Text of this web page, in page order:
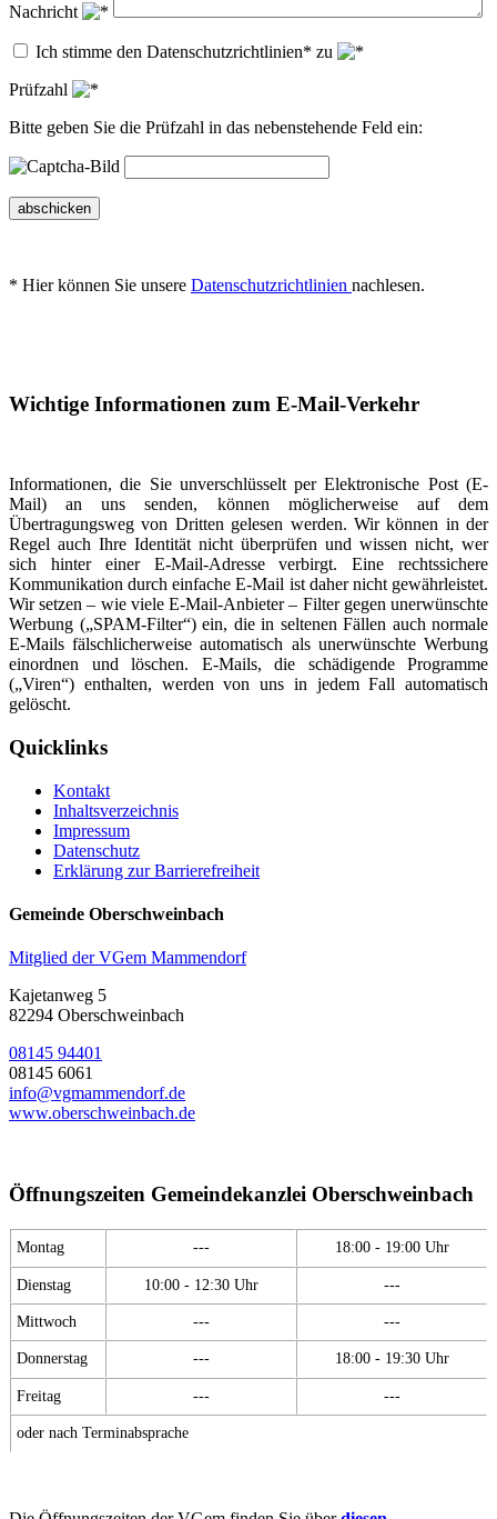
Nachricht
Ich stimme den Datenschutzrichtlinien* zu
Prüfzahl
Bitte geben Sie die Prüfzahl in das nebenstehende Feld ein:
abschicken
* Hier können Sie unsere Datenschutzrichtlinien nachlesen.
Wichtige Informationen zum E-Mail-Verkehr
Informationen, die Sie unverschlüsselt per Elektronische Post (E-
Mail) an uns senden, können möglicherweise auf dem
Übertragungsweg von Dritten gelesen werden. Wir können in der
Regel auch Ihre Identität nicht überprüfen und wissen nicht, wer
sich hinter einer E-Mail-Adresse verbirgt. Eine rechtssichere
Kommunikation durch einfache E-Mail ist daher nicht gewährleistet.
Wir setzen – wie viele E-Mail-Anbieter – Filter gegen unerwünschte
Werbung („SPAM-Filter“) ein, die in seltenen Fällen auch normale
E-Mails fälschlicherweise automatisch als unerwünschte Werbung
einordnen und löschen. E-Mails, die schädigende Programme
(„Viren“) enthalten, werden von uns in jedem Fall automatisch
gelöscht.
Quicklinks
Kontakt
Inhaltsverzeichnis
Impressum
Datenschutz
Erklärung zur Barrierefreiheit
Gemeinde Oberschweinbach
Mitglied der VGem Mammendorf
Kajetanweg 5
82294 Oberschweinbach
08145 94401
08145 6061
info@vgmammendorf.de
www.oberschweinbach.de
Öffnungszeiten Gemeindekanzlei Oberschweinbach
Montag --- 18:00 - 19:00 Uhr
Dienstag 10:00 - 12:30 Uhr ---
Mittwoch --- ---
Donnerstag --- 18:00 - 19:30 Uhr
Freitag --- ---
oder nach Terminabsprache